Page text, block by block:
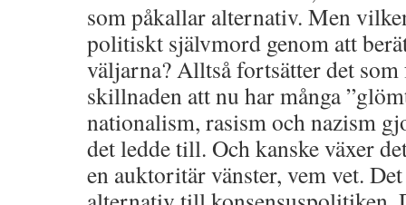
som påkallar alternativ. Men
politiskt självmord genom att
väljarna? Alltså fortsätter det
skillnaden att nu har många
nationalism, rasism och nazism
det ledde till. Och kanske växer
en auktoritär vänster, vem vet.